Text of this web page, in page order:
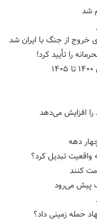
شد
خروج از جنگ با ایران شد
را تأیید کرد!
افزایش می‌دهد
دهه
واقعیت تبدیل کرد؟
کنند
پیش می‌رود
حمله زمینی داد؟